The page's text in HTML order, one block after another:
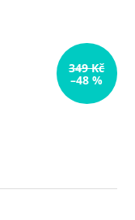
349 Kč
–48 %